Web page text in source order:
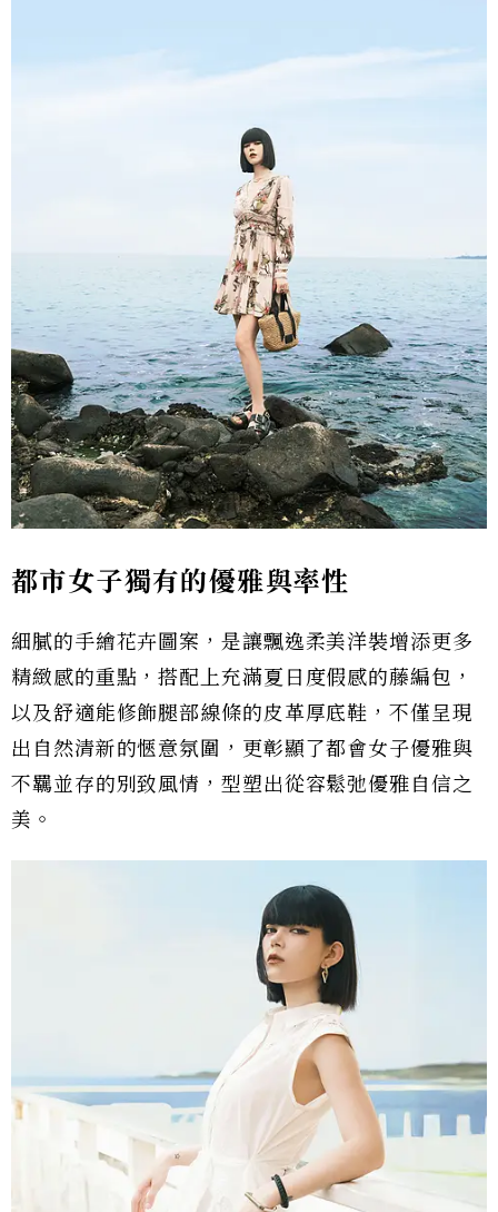
都市女子獨有的優雅與率性
細膩的手繪花卉圖案，是讓飄逸柔美洋裝增添更多
精緻感的重點，搭配上充滿夏日度假感的藤編包，
以及舒適能修飾腿部線條的皮革厚底鞋，不僅呈現
出自然清新的愜意氛圍，更彰顯了都會女子優雅與
不羈並存的別致風情，型塑出從容鬆弛優雅自信之
美。